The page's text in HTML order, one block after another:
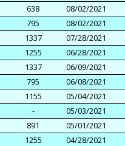
638
08/02/2021
795
08/02/2021
1337
07/28/2021
1255
06/28/2021
1337
06/09/2021
795
06/08/2021
1155
05/04/2021
-
05/03/2021
891
05/01/2021
1255
04/28/2021